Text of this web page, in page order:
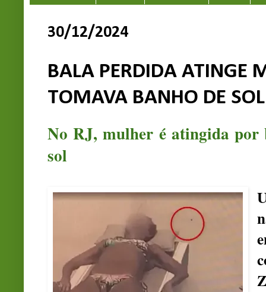
30/12/2024
BALA PERDIDA ATINGE
TOMAVA BANHO DE
No RJ, mulher é atingida por
sol